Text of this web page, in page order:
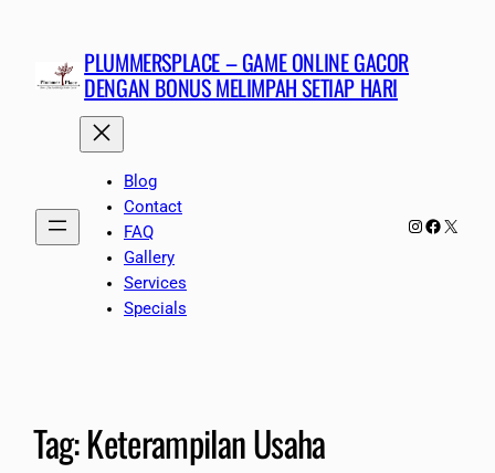
PLUMMERSPLACE – GAME ONLINE GACOR
DENGAN BONUS MELIMPAH SETIAP HARI
Blog
Contact
FAQ
Gallery
Services
Specials
Instagram
X
Tag:Keterampilan Usaha